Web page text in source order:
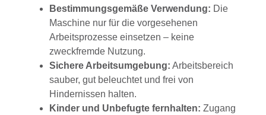
Bestimmungsgemäße Verwendung: Die
Maschine nur für die vorgesehenen
Arbeitsprozesse einsetzen – keine
zweckfremde Nutzung.
Sichere Arbeitsumgebung: Arbeitsbereich
sauber, gut beleuchtet und frei von
Hindernissen halten.
Kinder und Unbefugte fernhalten: Zugang